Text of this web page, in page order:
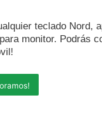
teclado Nord,
monitor. Podrás